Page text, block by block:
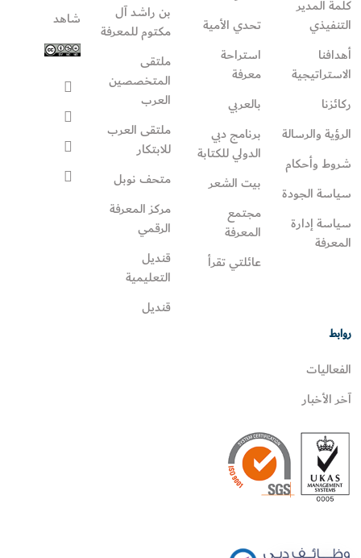
كلمة المدير
التنفيذي
أهدافنا
الاستراتيجية
ركائزنا
الرؤية والرسالة
شروط وأحكام
سياسة الجودة
سياسة إدارة
المعرفة
تحدي الأمية
استراحة
معرفة
بالعربي
برنامج دبي
الدولي للكتابة
بيت الشعر
مجتمع
المعرفة
عائلتي تقرأ‎
بن راشد آل
مكتوم للمعرفة
ملتقى
المتخصصين
العرب
ملتقى العرب
للابتكار
متحف نوبل
مركز المعرفة
الرقمي
قنديل
التعليمية
قنديل
شاهد
روابط
الفعاليات
آخر الأخبار